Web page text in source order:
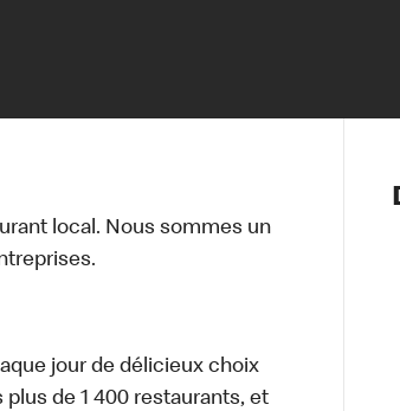
Notre
Nos
Santé et
local. Nous sommes un
jour de délicieux choix
de 1 400 restaurants, et